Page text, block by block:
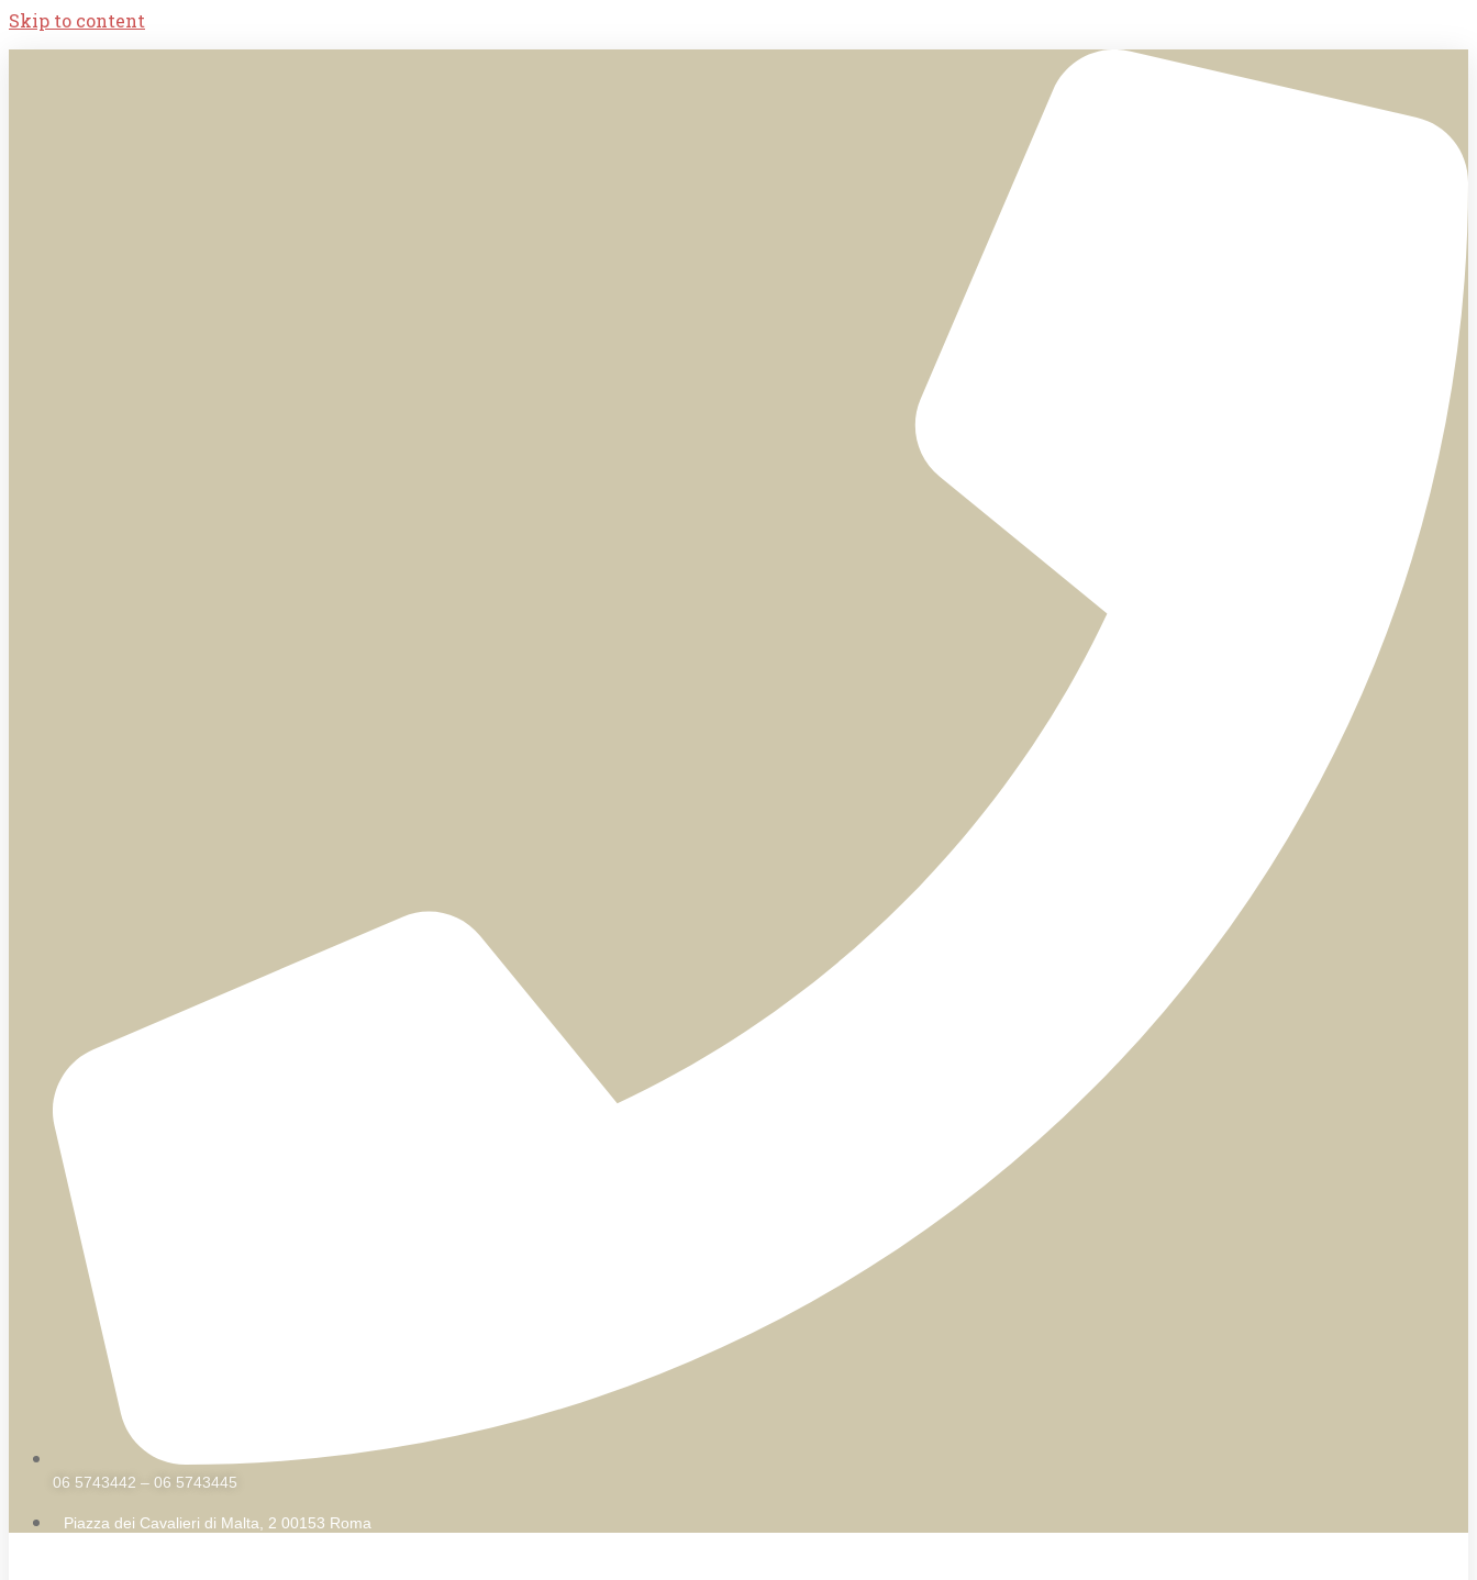
Skip to content
06 5743442 – 06 5743445
Piazza dei Cavalieri di Malta, 2 00153 Roma